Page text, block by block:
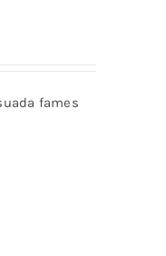
fames